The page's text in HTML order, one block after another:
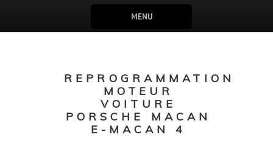
MENU
REPROGRAMMATION
MOTEUR
VOITURE
PORSCHE MACAN
E-MACAN 4